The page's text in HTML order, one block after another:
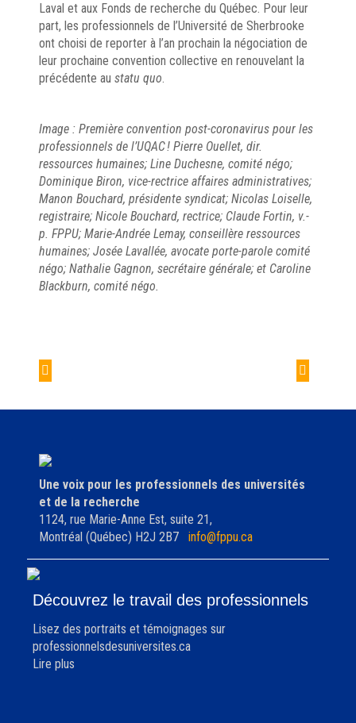
Laval et aux Fonds de recherche du Québec. Pour leur
part, les professionnels de l’Université de Sherbrooke
ont choisi de reporter à l’an prochain la négociation de
leur prochaine convention collective en renouvelant la
précédente au statu quo.
Image : Première convention post-coronavirus pour les
professionnels de l’UQAC ! Pierre Ouellet, dir.
ressources humaines; Line Duchesne, comité négo;
Dominique Biron, vice-rectrice affaires administratives;
Manon Bouchard, présidente syndicat; Nicolas Loiselle,
registraire; Nicole Bouchard, rectrice; Claude Fortin, v.-
p. FPPU; Marie-Andrée Lemay, conseillère ressources
humaines; Josée Lavallée, avocate porte-parole comité
négo; Nathalie Gagnon, secrétaire générale; et Caroline
Blackburn, comité négo.
de
« Coronavirements »
Une voix pour les professionnels des universités
et de la recherche
1124, rue Marie-Anne Est, suite 21,
Montréal (Québec) H2J 2B7 info@fppu.ca
Découvrez le travail des professionnels
Lisez des portraits et témoignages sur
professionnelsdesuniversites.ca
Lire plus